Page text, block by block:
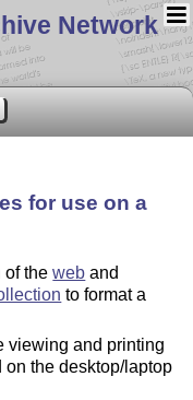
Network
for use on a
of theweb and
to format a
viewing and printing
the desktop/laptop